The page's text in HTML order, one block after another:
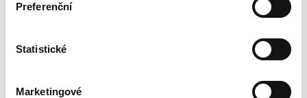
Preferenční
Statistické
Marketingové